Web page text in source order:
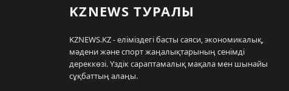
KZNEWS ТУРАЛЫ
KZNEWS.KZ - еліміздегі басты саяси, экономикалық,
мәдени және спорт жаңалықтарының сенімді
дереккөзі. Үздік сараптамалық мақала мен шынайы
сұқбаттың алаңы.